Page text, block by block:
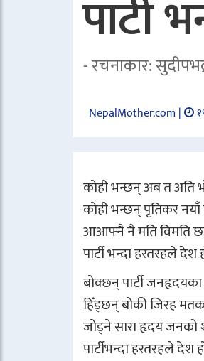
पार्टी
- रचनाकार:
NepalMother.com |
कोही भन्छन् अब त अति
कोही भन्छन् पृतिकर
आआफ्नै नै मति विमति
पार्टी भन्दा हरतरहले देश
बोक्छन् पार्टी
हिँड्छन् बोकी जिरह
जोड्ने सारा हृदय जनको
पार्टीभन्दा हरतरहले देश